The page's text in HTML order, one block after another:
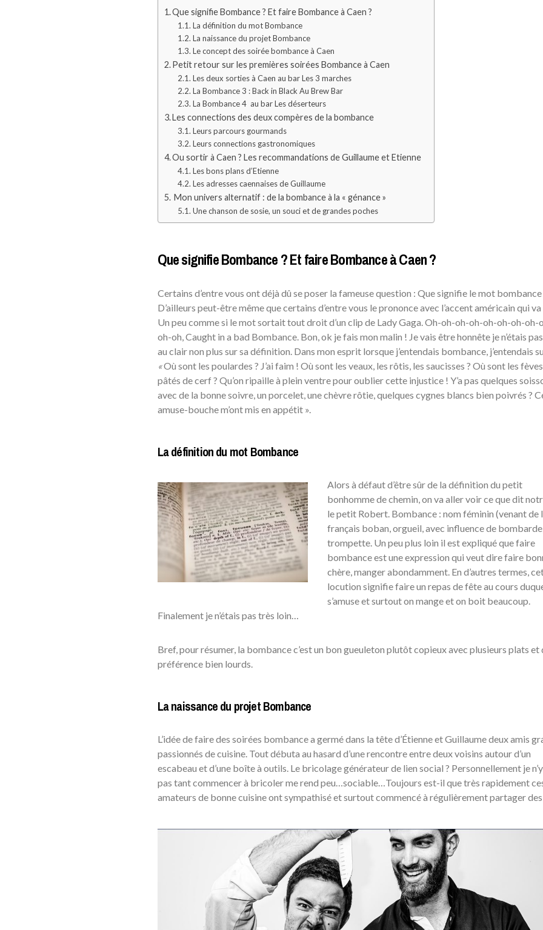
Que signifie Bombance ? Et faire Bombance à Caen ?
La définition du mot Bombance
La naissance du projet Bombance
Le concept des soirée bombance à Caen
Petit retour sur les premières soirées Bombance à Caen
Les deux sorties à Caen au bar Les 3 marches
La Bombance 3 : Back in Black Au Brew Bar
La Bombance 4 au bar Les déserteurs
Les connections des deux compères de la bombance
Leurs parcours gourmands
Leurs connections gastronomiques
Ou sortir à Caen ? Les recommandations de Guillaume et Etienne
Les bons plans d’Etienne
Les adresses caennaises de Guillaume
Mon univers alternatif : de la bombance à la « génance »
Une chanson de sosie, un souci et de grandes poches
Que signifie Bombance ? Et faire Bombance à Caen ?
Certains d’entre vous ont déjà dû se poser la fameuse question : Que signifie le mot bombance
D’ailleurs peut-être même que certains d’entre vous le prononce avec l’accent américain qui
Un peu comme si le mot sortait tout droit d’un clip de Lady Gaga. Oh-oh-oh-oh-oh-oh-oh-oh-
oh-oh, Caught in a bad Bombance. Bon, ok je fais mon malin ! Je vais être honnête je n’étais
au clair non plus sur sa définition. Dans mon esprit lorsque j’entendais bombance, j’entendais
«Où sont les poulardes ? J’ai faim ! Où sont les veaux, les rôtis, les saucisses ? Où sont les
pâtés de cerf ? Qu’on ripaille à plein ventre pour oublier cette injustice ! Y’a pas quelques
avec de la bonne soivre, un porcelet, une chèvre rôtie, quelques cygnes blancs bien poivrés ?
amuse-bouche m’ont mis en appétit ».
La définition du mot Bombance
Alors à défaut d’être sûr de la définition du petit
bonhomme de chemin, on va aller voir ce que dit
le petit Robert. Bombance : nom féminin (venant de
français boban, orgueil, avec influence de
trompette. Un peu plus loin il est expliqué que faire
bombance est une expression qui veut dire faire
chère, manger abondamment. En d’autres termes,
locution signifie faire un repas de fête au cours
s’amuse et surtout on mange et on boit beaucoup.
Finalement je n’étais pas très loin…
Bref, pour résumer, la bombance c’est un bon gueuleton plutôt copieux avec plusieurs plats et
préférence bien lourds.
La naissance du projet Bombance
L’idée de faire des soirées bombance a germé dans la tête d’Étienne et Guillaume deux amis
passionnés de cuisine. Tout débuta au hasard d’une rencontre entre deux voisins autour d’un
escabeau et d’une boîte à outils. Le bricolage générateur de lien social ? Personnellement je
pas tant commencer à bricoler me rend peu…sociable…Toujours est-il que très rapidement
amateurs de bonne cuisine ont sympathisé et surtout commencé à régulièrement partager